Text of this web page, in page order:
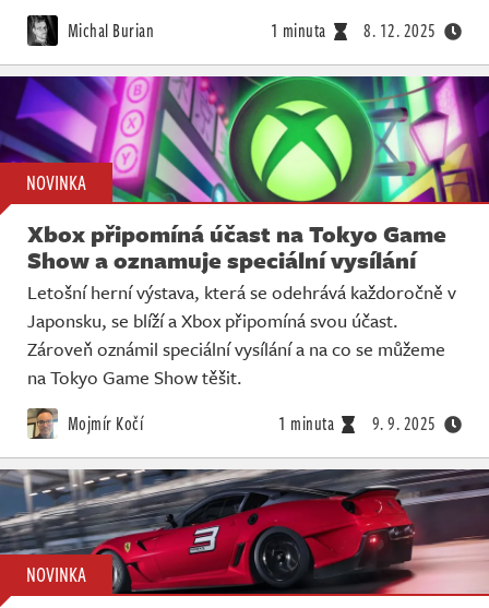
Michal Burian 1 minuta 8. 12. 2025
NOVINKA
Xbox připomíná účast na Tokyo Game
Show a oznamuje speciální vysílání
Letošní herní výstava, která se odehrává každoročně v
Japonsku, se blíží a Xbox připomíná svou účast.
Zároveň oznámil speciální vysílání a na co se můžeme
na Tokyo Game Show těšit.
Mojmír Kočí 1 minuta 9. 9. 2025
NOVINKA